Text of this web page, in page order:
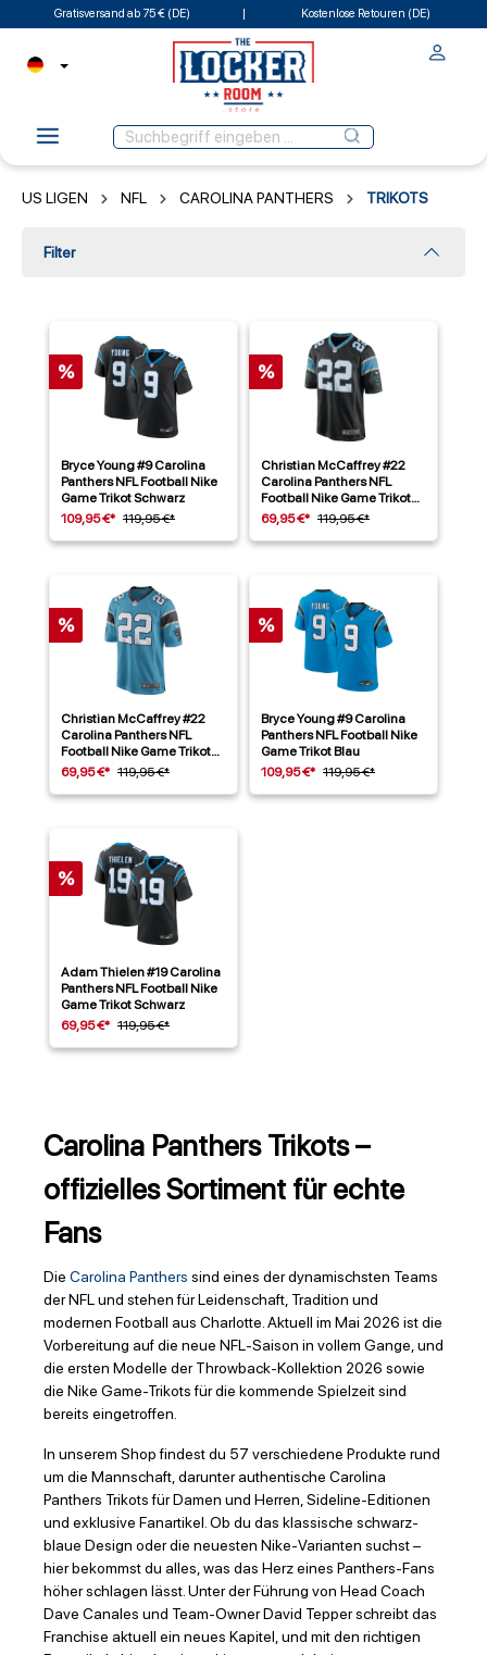
Gratisversand ab 75 € (DE) Kostenlose Retouren (DE)
US LIGEN NFL CAROLINA PANTHERS TRIKOTS
Filter
%
Bryce Young #9 Carolina
Panthers NFL Football Nike
Game Trikot Schwarz
109,95 €* 119,95 €*
%
Christian McCaffrey #22
Carolina Panthers NFL
Football Nike Game Trikot
Schwarz
69,95 €* 119,95 €*
%
Christian McCaffrey #22
Carolina Panthers NFL
Football Nike Game Trikot
Alternate Blau
69,95 €* 119,95 €*
%
Bryce Young #9 Carolina
Panthers NFL Football Nike
Game Trikot Blau
109,95 €* 119,95 €*
%
Adam Thielen #19 Carolina
Panthers NFL Football Nike
Game Trikot Schwarz
69,95 €* 119,95 €*
Carolina Panthers Trikots –
offizielles Sortiment für echte
Fans
Die Carolina Panthers sind eines der dynamischsten Teams
der NFL und stehen für Leidenschaft, Tradition und
modernen Football aus Charlotte. Aktuell im Mai 2026 ist die
Vorbereitung auf die neue NFL-Saison in vollem Gange, und
die ersten Modelle der Throwback-Kollektion 2026 sowie
die Nike Game-Trikots für die kommende Spielzeit sind
bereits eingetroffen.
In unserem Shop findest du 57 verschiedene Produkte rund
um die Mannschaft, darunter authentische Carolina
Panthers Trikots für Damen und Herren, Sideline-Editionen
und exklusive Fanartikel. Ob du das klassische schwarz-
blaue Design oder die neuesten Nike-Varianten suchst –
hier bekommst du alles, was das Herz eines Panthers-Fans
höher schlagen lässt. Unter der Führung von Head Coach
Dave Canales und Team-Owner David Tepper schreibt das
Franchise aktuell ein neues Kapitel, und mit den richtigen